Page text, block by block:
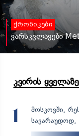
ქრონიკები
ვარსკვლავები
კვირის
1
მოსკოვში,
სავარაუდოდ,